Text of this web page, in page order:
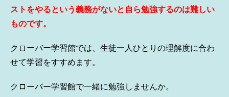
ストをやるという義務がないと自ら勉強するのは難しい
ものです。
クローバー学習館では、生徒一人ひとりの理解度に合わ
せて学習をすすめます。
クローバー学習館で一緒に勉強しませんか。